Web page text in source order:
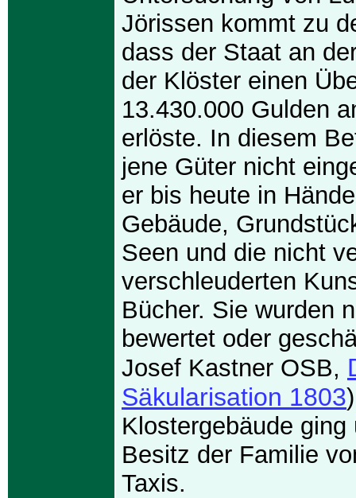
Jörissen kommt zu
dass der Staat an
der Klöster einen
13.430.000 Gulden
erlöste. In diesem
jene Güter nicht
er bis heute in
Gebäude,
Seen und die nicht
verschleuderten
Bücher. Sie wurden
bewertet oder
Josef Kastner OSB,
Säkularisation 1803
Klostergebäude ging
Besitz der Familie
Taxis.